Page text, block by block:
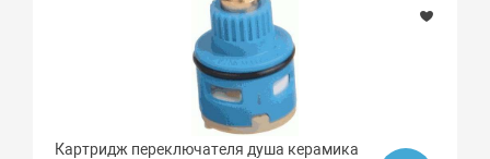
Картридж переключателя душа керамика